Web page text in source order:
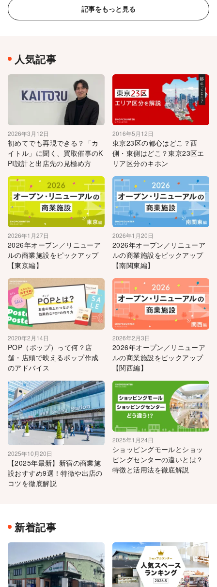
記事をもっと見る
人気記事
2026年3月12日
初めてでも再現できる？「カ
イトル」に聞く、買取催事のK
PI設計と出店先の見極め方
2016年5月12日
東京23区の都心はどこ？西
側・東側はどこ？東京23区エ
リア区分のキホン
2026年1月27日
2026年オープン／リニューア
ルの商業施設をピックアップ
【東京編】
2026年1月20日
2026年オープン／リニューア
ルの商業施設をピックアップ
【南関東編】
2020年2月14日
POP（ポップ）って何？店
舗・店頭で映えるポップ作成
のアドバイス
2026年2月3日
2026年オープン／リニューア
ルの商業施設をピックアップ
【関西編】
2025年10月20日
【2025年最新】新宿の商業施
設おすすめ9選！特徴や出店の
コツを徹底解説
2025年1月24日
ショッピングモールとショッ
ピングセンターの違いとは？
特徴と活用法を徹底解説
新着記事